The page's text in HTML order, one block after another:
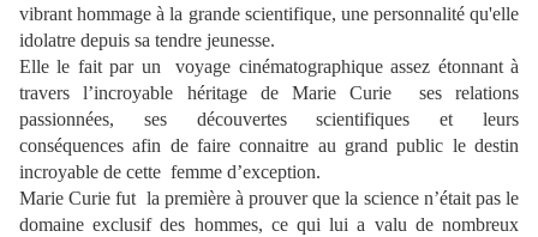
vibrant hommage à la grande scientifique, une personnalité qu'elle
idolatre depuis sa tendre jeunesse.
Elle le fait par un voyage cinématographique assez étonnant à
travers l’incroyable héritage de Marie Curie ses relations
passionnées, ses découvertes scientifiques et leurs
conséquences afin de faire connaitre au grand public le destin
incroyable de cette femme d’exception.
Marie Curie fut la première à prouver que la science n’était pas le
domaine exclusif des hommes, ce qui lui a valu de nombreux